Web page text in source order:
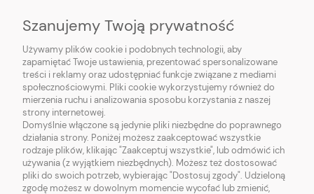
O NAS
POMOC
MOJE KONTO
Szanujemy Twoją prywatność
Używamy plików cookie i podobnych technologii, aby
zapamiętać Twoje ustawienia, prezentować spersonalizowane
treści i reklamy oraz udostępniać funkcje związane z mediami
społecznościowymi. Pliki cookie wykorzystujemy również do
mierzenia ruchu i analizowania sposobu korzystania z naszej
strony internetowej.
Domyślnie włączone są jedynie pliki niezbędne do poprawnego
działania strony. Poniżej możesz zaakceptować wszystkie
rodzaje plików, klikając "Zaakceptuj wszystkie", lub odmówić ich
używania (z wyjątkiem niezbędnych). Możesz też dostosować
pliki do swoich potrzeb, wybierając "Dostosuj zgody". Udzieloną
zgodę możesz w dowolnym momencie wycofać lub zmienić,